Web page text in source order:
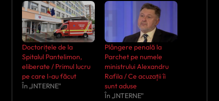
Doctorițele de la
Spitalul Pantelimon,
eliberate / Primul lucru
pe care l-au făcut
În „INTERNE”
Plângere penală la
Parchet pe numele
ministrului Alexandru
Rafila / Ce acuzații îi
sunt aduse
În „INTERNE”